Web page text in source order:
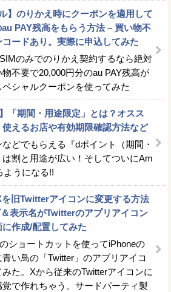
】のりかえ時にクーポンを適用して
PAY残高をもらう方法 – 買い物不
ードあり。実際に申込してみた
のみでのりかえ契約するなら絶対
不要で20,000円分のau PAY残高が
シャルクーポンを使ってみた
「期間・用途限定」とは？オスス
使えるお店や有効期限確認方法など
どでもらえる『dポイント（期間・
は割と用途が広い！そしてついにAm
ようになる!!
を旧Twitterアイコンに変更する方法
表示名がTwitterのアプリアイコン
作成/配置してみた
ショートカットを使ってiPhoneの
い鳥の「Twitter」のアプリアイコ
た。Xから従来のTwitterアイコンに
で作れちゃう。サードパーティ製